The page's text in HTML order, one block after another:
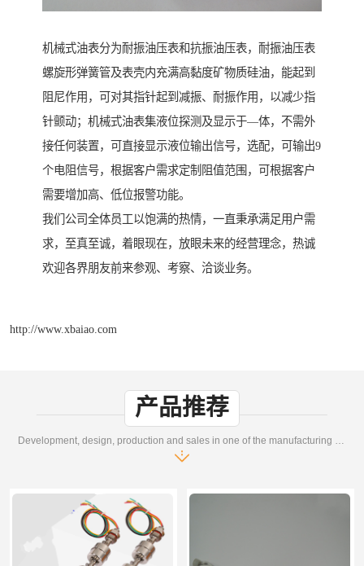
机械式油表分为耐振油压表和抗振油压表，耐振油压表
螺旋形弹簧管及表壳内充满高黏度矿物质硅油，能起到
阻尼作用，可对其指针起到减振、耐振作用，以减少指
针颤动；机械式油表集液位探测及显示于—体，不需外
接任何装置，可直接显示液位输出信号，选配，可输出9
个电阻信号，根据客户需求定制阻值范围，可根据客户
需要增加高、低位报警功能。
我们公司全体员工以饱满的热情，一直秉承满足用户需
求，至真至诚，着眼现在，放眼未来的经营理念，热诚
欢迎各界朋友前来参观、考察、洽谈业务。
http://www.xbaiao.com
产品推荐